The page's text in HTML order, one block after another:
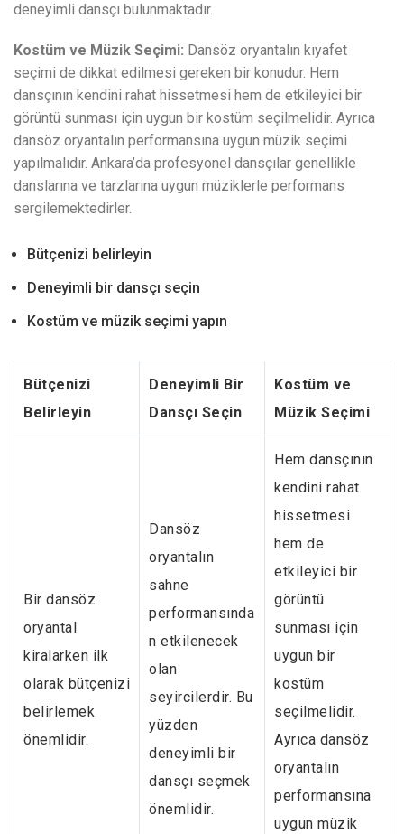
deneyimli dansçı bulunmaktadır.
Kostüm ve Müzik Seçimi: Dansöz oryantalın kıyafet
seçimi de dikkat edilmesi gereken bir konudur. Hem
dansçının kendini rahat hissetmesi hem de etkileyici bir
görüntü sunması için uygun bir kostüm seçilmelidir. Ayrıca
dansöz oryantalın performansına uygun müzik seçimi
yapılmalıdır. Ankara’da profesyonel dansçılar genellikle
danslarına ve tarzlarına uygun müziklerle performans
sergilemektedirler.
Bütçenizi belirleyin
Deneyimli bir dansçı seçin
Kostüm ve müzik seçimi yapın
Bütçenizi
Belirleyin
Deneyimli Bir
Dansçı Seçin
Kostüm ve
Müzik Seçimi
Bir dansöz
oryantal
kiralarken ilk
olarak bütçenizi
belirlemek
önemlidir.
Dansöz
oryantalın
sahne
performansında
n etkilenecek
olan
seyircilerdir. Bu
yüzden
deneyimli bir
dansçı seçmek
önemlidir.
Hem dansçının
kendini rahat
hissetmesi
hem de
etkileyici bir
görüntü
sunması için
uygun bir
kostüm
seçilmelidir.
Ayrıca dansöz
oryantalın
performansına
uygun müzik